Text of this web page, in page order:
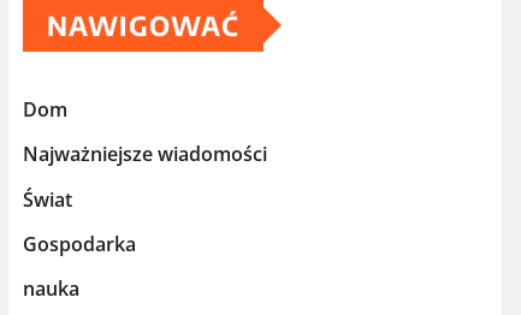
NAWIGOWAĆ
Dom
Najważniejsze wiadomości
Świat
Gospodarka
nauka